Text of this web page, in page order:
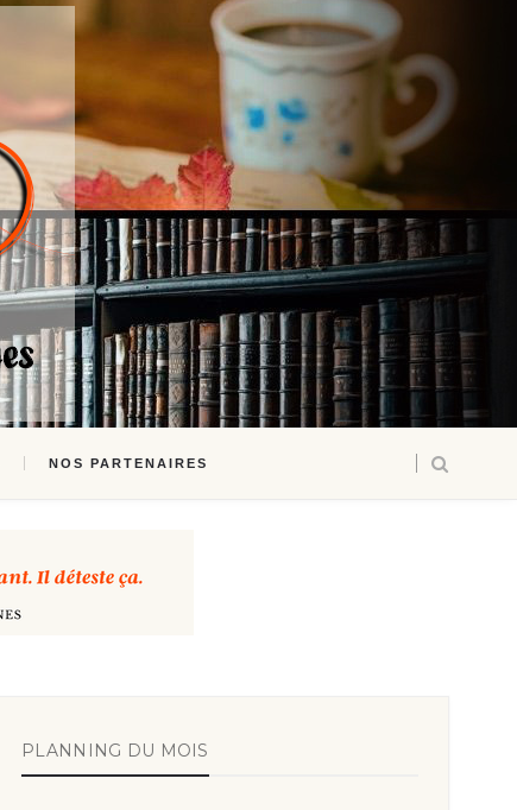
NOS PARTENAIRES
PLANNING DU MOIS